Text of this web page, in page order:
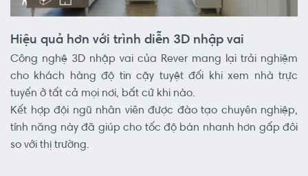
Hiệu quả hơn với trình diễn 3D nhập vai
Công nghệ 3D nhập vai của Rever mang lại trải nghiệm
cho khách hàng độ tin cậy tuyệt đối khi xem nhà trực
tuyến ở tất cả mọi nơi, bất cứ khi nào.
Kết hợp đội ngũ nhân viên được đào tạo chuyên nghiệp,
tính năng này đã giúp cho tốc độ bán nhanh hơn gấp đôi
so với thị trường.